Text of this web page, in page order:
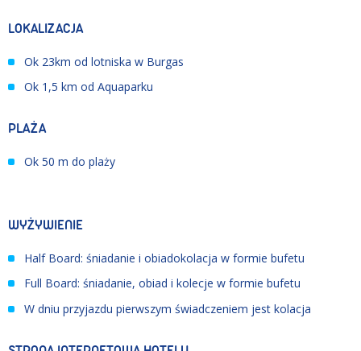
LOKALIZACJA
Ok 23km od lotniska w Burgas
Ok 1,5 km od Aquaparku
PLAŻA
Ok 50 m do plaży
WYŻYWIENIE
Half Board: śniadanie i obiadokolacja w formie bufetu
Full Board: śniadanie, obiad i kolecje w formie bufetu
W dniu przyjazdu pierwszym świadczeniem jest kolacja